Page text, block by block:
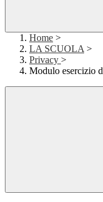
Home >
LA SCUOLA >
Privacy >
Modulo esercizio